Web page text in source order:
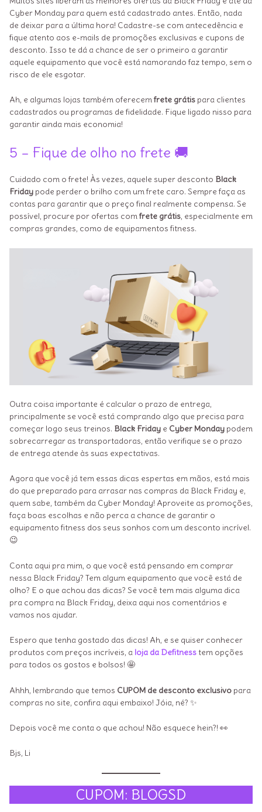
Cyber Monday para quem está cadastrado antes. Então, nada
de deixar para a última hora! Cadastre-se com antecedência e
fique atento aos e-mails de promoções exclusivas e cupons de
desconto. Isso te dá a chance de ser o primeiro a garantir
aquele equipamento que você está namorando faz tempo, sem o
risco de ele esgotar.
Ah, e algumas lojas também oferecemfrete grátis para clientes
cadastrados ou programas de fidelidade. Fique ligado nisso para
garantir ainda mais economia!
5 – Fique de olho no frete 🚚
Cuidado com o frete! Às vezes, aquele super desconto Black
Friday pode perder o brilho com um frete caro. Sempre faça as
contas para garantir que o preço final realmente compensa. Se
possível, procure por ofertas comfrete grátis, especialmente em
compras grandes, como de equipamentos fitness.
Outra coisa importante é calcular o prazo de entrega,
principalmente se você está comprando algo que precisa para
começar logo seus treinos. Black Friday e Cyber Monday podem
sobrecarregar as transportadoras, então verifique se o prazo
de entrega atende às suas expectativas.
Agora que você já tem essas dicas espertas em mãos, está mais
do que preparado para arrasar nas compras da Black Friday e,
quem sabe, também da Cyber Monday! Aproveite as promoções,
faça boas escolhas e não perca a chance de garantir o
equipamento fitness dos seus sonhos com um desconto incrível.
😉
Conta aqui pra mim, o que você está pensando em comprar
nessa Black Friday? Tem algum equipamento que você está de
olho? E o que achou das dicas? Se você tem mais alguma dica
pra compra na Black Friday, deixa aqui nos comentários e
vamos nos ajudar.
Espero que tenha gostado das dicas! Ah, e se quiser conhecer
produtos com preços incríveis, a loja da Defitnesstem opções
para todos os gostos e bolsos! 🤩
Ahhh, lembrando que temos CUPOM de desconto exclusivo para
compras no site, confira aqui embaixo! Jóia, né? ✨
Depois você me conta o que achou! Não esquece hein?! 👀
Bjs, Li
CUPOM: BLOGSD